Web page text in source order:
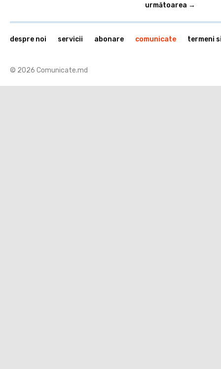
următoarea →
© 2026 Comunicate.md
despre noi servicii abonare comunicate termeni